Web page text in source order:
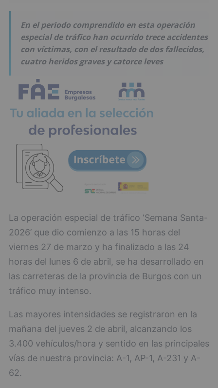
En el periodo comprendido en esta operación
especial de tráfico han ocurrido trece accidentes
con víctimas, con el resultado de dos fallecidos,
cuatro heridos graves y catorce leves
La operación especial de tráfico ‘Semana Santa-
2026’ que dio comienzo a las 15 horas del
viernes 27 de marzo y ha finalizado a las 24
horas del lunes 6 de abril, se ha desarrollado en
las carreteras de la provincia de Burgos con un
tráfico muy intenso.
Las mayores intensidades se registraron en la
mañana del jueves 2 de abril, alcanzando los
3.400 vehículos/hora y sentido en las principales
vías de nuestra provincia: A-1, AP-1, A-231 y A-
62.